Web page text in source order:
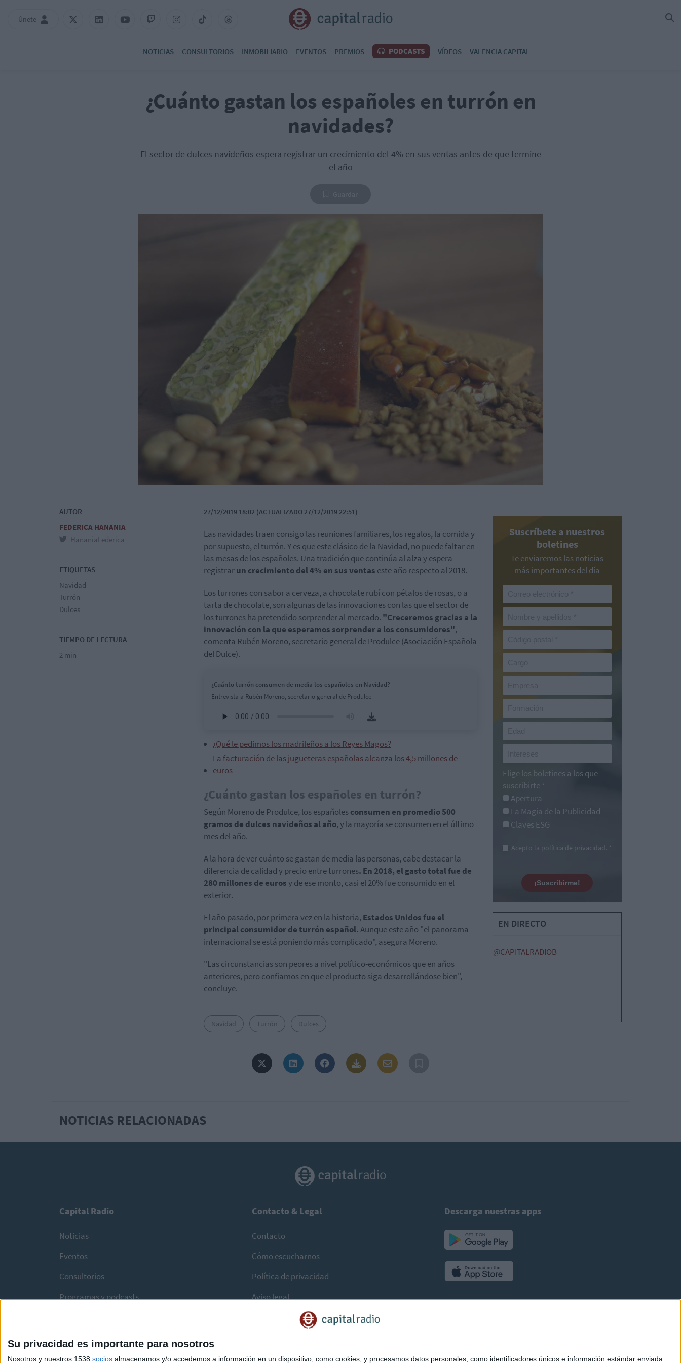
Su privacidad es importante para nosotros
Nosotros y nuestros 1538 socios almacenamos y/o accedemos a información en un dispositivo, como cookies, y procesamos datos personales, como identificadores únicos e información estándar enviada
Únete
NOTICIAS CONSULTORIOS INMOBILIARIO EVENTOS PREMIOS PODCASTS VÍDEOS VALENCIA CAPITAL
¿Cuánto gastan los españoles en turrón en
navidades?
El sector de dulces navideños espera registrar un crecimiento del 4% en sus ventas antes de que termine
el año
AUTOR
FEDERICA HANANIA
HananiaFederica
ETIQUETAS
Navidad
Turrón
Dulces
TIEMPO DE LECTURA
2 min
27/12/2019 18:02 (ACTUALIZADO 27/12/2019 22:51)
Las navidades traen consigo las reuniones familiares, los regalos, la comida y
por supuesto, el turrón. Y es que este clásico de la Navidad, no puede faltar en
las mesas de los españoles. Una tradición que continúa al alza y espera
registrarun crecimiento del 4% en sus ventas este año respecto al 2018.
Los turrones con sabor a cerveza, a chocolate rubí con pétalos de rosas, o a
tarta de chocolate, son algunas de las innovaciones con las que el sector de
los turrones ha pretendido sorprender al mercado. "Creceremos gracias a la
innovación con la que esperamos sorprender a los consumidores",
comenta Rubén Moreno, secretario general de Produlce (Asociación Española
del Dulce).
¿Cuánto turrón consumen de media los españoles en Navidad?
Entrevista a Rubén Moreno, secretario general de Produlce
¿Qué le pedimos los madrileños a los Reyes Magos?
La facturación de las jugueteras españolas alcanza los 4,5 millones de
euros
¿Cuánto gastan los españoles en turrón?
Según Moreno de Produlce, los españolesconsumen en promedio 500
gramos de dulces navideños al año, y la mayoría se consumen en el último
mes del año.
A la hora de ver cuánto se gastan de media las personas, cabe destacar la
diferencia de calidad y precio entre turrones. En 2018, el gasto total fue de
280 millones de eurosy de ese monto, casi el 20% fue consumido en el
exterior.
El año pasado, por primera vez en la historia, Estados Unidos fue el
principal consumidor de turrón español.Aunque este año "el panorama
internacional se está poniendo más complicado", asegura Moreno.
"Las circunstancias son peores a nivel político-económicos que en años
anteriores, pero confiamos en que el producto siga desarrollándose bien",
concluye.
Navidad Turrón Dulces
Suscríbete a nuestros
boletines
Te enviaremos las noticias
más importantes del día
Elige los boletines a los que
suscribirte *
Apertura
La Magia de la Publicidad
Claves ESG
Acepto la política de privacidad. *
¡Suscribirme!
EN DIRECTO
@CAPITALRADIOB
NOTICIAS RELACIONADAS
Capital Radio
Noticias
Eventos
Consultorios
Programas y podcasts
Contacto & Legal
Contacto
Cómo escucharnos
Política de privacidad
Aviso legal
Descarga nuestras apps